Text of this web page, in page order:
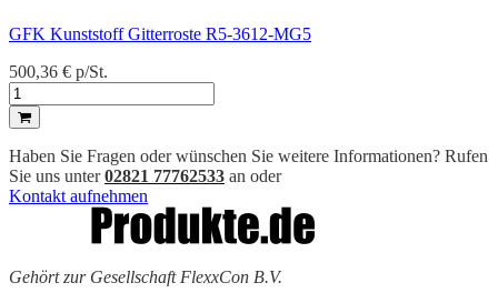
GFK Kunststoff Gitterroste R5-3612-MG5
500,36 € p/St.
Haben Sie Fragen oder wünschen Sie weitere Informationen? Rufen
Sie uns unter02821 77762533 an oder
Kontakt aufnehmen
Gehört zur Gesellschaft FlexxCon B.V.